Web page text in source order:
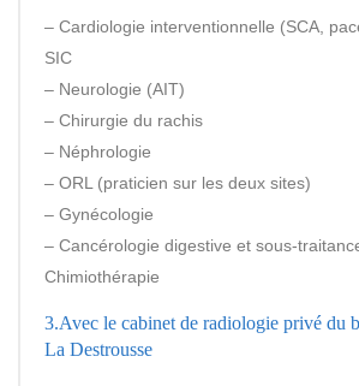
– Cardiologie interventionnelle (SCA,
SIC
– Neurologie (AIT)
– Chirurgie du rachis
– Néphrologie
– ORL (praticien sur les deux sites)
– Gynécologie
– Cancérologie digestive et sous-
Chimiothérapie
3.Avec le cabinet de radiologie privé du
La Destrousse